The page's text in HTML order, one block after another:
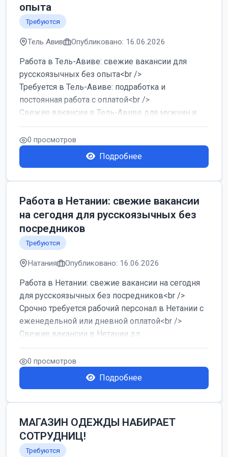
опыта
Требуются
Тель Авив Опубликовано: 16.06.2026
Работа в Тель-Авиве: свежие вакансии для
русскоязычных без опыта<br />
Требуется в Тель-Авиве: подработка и
постоянная работа с оплатой<br />
Свежие вакансии в Тель-Авиве для мужчин и
женщин от хозя...
0 просмотров
Подробнее
Работа в Нетании: свежие вакансии
на сегодня для русскоязычных без
посредников
Требуются
Натания Опубликовано: 16.06.2026
Работа в Нетании: свежие вакансии на сегодня
для русскоязычных без посредников<br />
Срочно требуется рабочий персонал в Нетании с
еженедельной или дневной оплатой<br />
Свежие вакансии в Нетании дл...
0 просмотров
Подробнее
МАГАЗИН ОДЕЖДЫ НАБИРАЕТ
СОТРУДНИЦ!
Требуются